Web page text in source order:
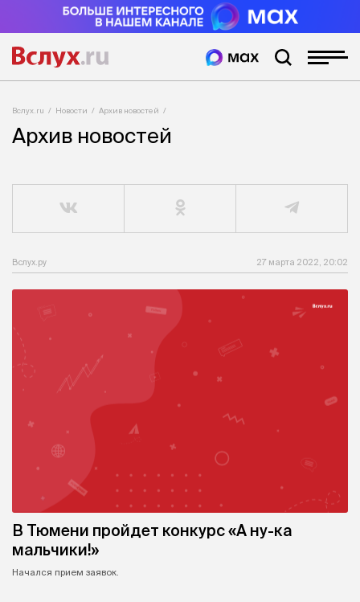
Вслух.ru Новости Архив новостей
Архив новостей
Вслух.ру 27 марта 2022, 20:02
В Тюмени пройдет конкурс «А ну-ка
мальчики!»
Начался прием заявок.